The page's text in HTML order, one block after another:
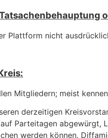
Plattform nicht
Mitgliedern; meist
derzeitigen
Parteitagen
werden können.